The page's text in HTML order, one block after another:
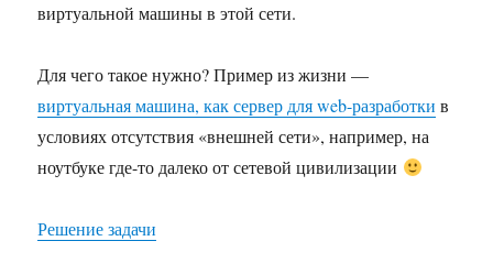
виртуальной машины в этой сети.
Для чего такое нужно? Пример из жизни —
виртуальная машина, как сервер для web-разработки в
условиях отсутствия «внешней сети», например, на
ноутбуке где-то далеко от сетевой цивилизации
Решение задачи